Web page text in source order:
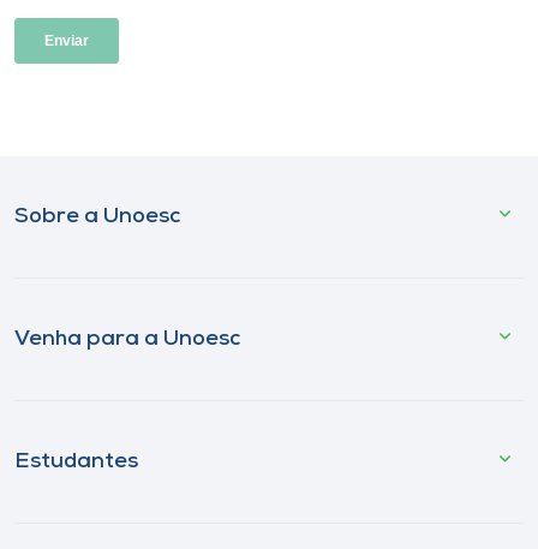
Sobre a Unoesc
Venha para a Unoesc
Estudantes